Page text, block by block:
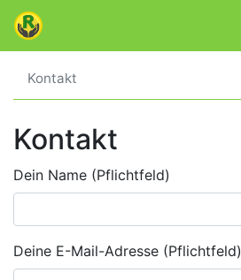
Kontakt
Kontakt
Dein Name (Pflichtfeld)
Deine E-Mail-Adresse (Pflichtfeld)